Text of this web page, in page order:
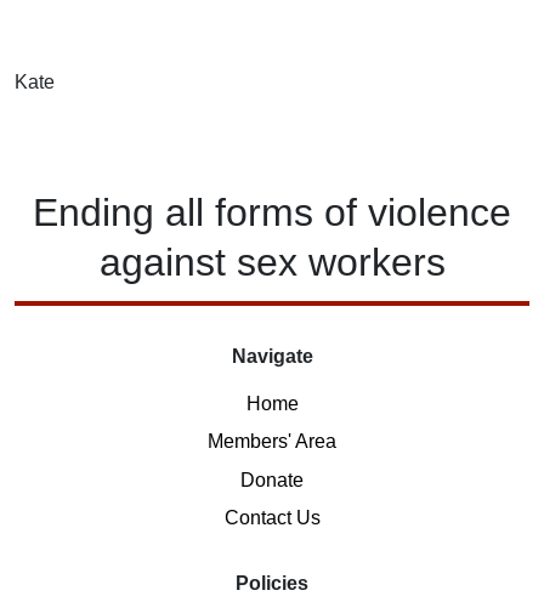
Kate
Ending all forms of violence
against sex workers
Navigate
Home
Members' Area
Donate
Contact Us
Policies